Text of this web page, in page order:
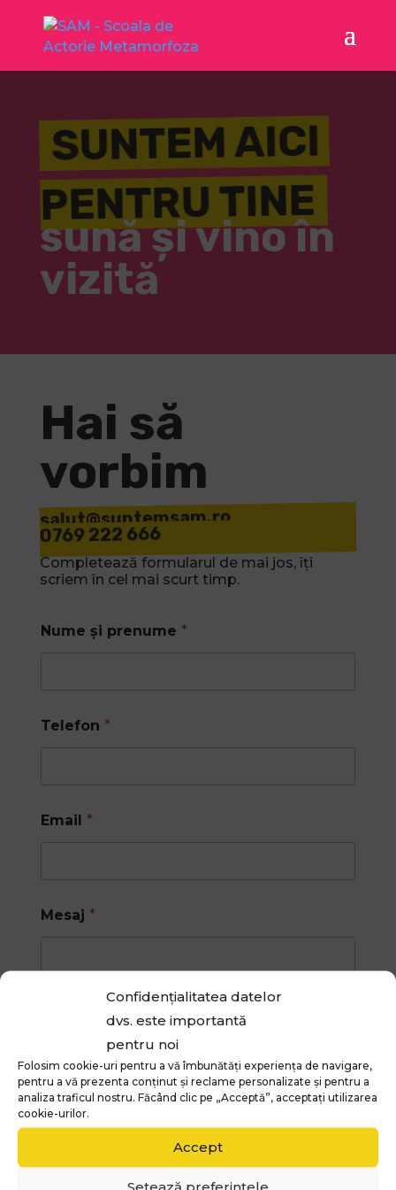
Confidențialitatea datelor
dvs. este importantă
pentru noi
Folosim cookie-uri pentru a vă îmbunătăți experiența de navigare,
pentru a vă prezenta conținut și reclame personalizate și pentru a
analiza traficul nostru. Făcând clic pe „Acceptă”, acceptați utilizarea
cookie-urilor.
Accept
Setează preferințele
SUNTEM AICI
PENTRU TINE
sună și vino în
vizită
Hai să
vorbim
salut@suntemsam.ro
0769 222 666
Completează formularul de mai jos, îți
scriem în cel mai scurt timp.
Nume și prenume *
Telefon *
Email *
Mesaj *
A
c
o
r
Am citit și sunt de acord cu Politica de
Confidențialitate și cu clauzele din
secțiunea de Termeni și Condiții*
Trimite mesaj